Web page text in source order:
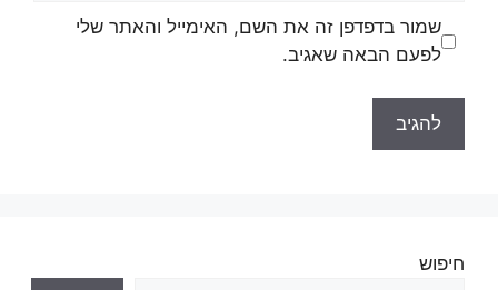
שמור בדפדפן זה את השם, האימייל והאתר שלי
לפעם הבאה שאגיב.
חיפוש